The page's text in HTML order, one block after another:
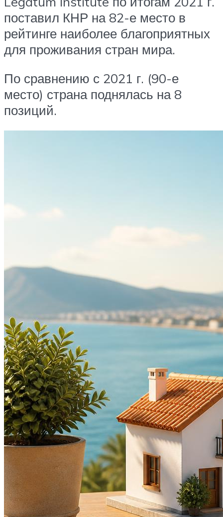
поставил КНР на 82-е место в
рейтинге наиболее благоприятных
для проживания стран мира.
По сравнению с 2021 г. (90-е
место) страна поднялась на 8
позиций.